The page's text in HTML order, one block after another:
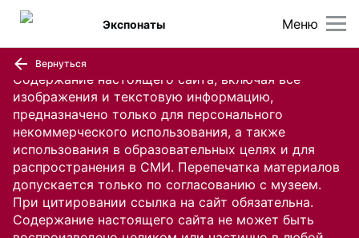
Содержание настоящего сайта, включая все
изображения и текстовую информацию,
предназначено только для персонального
некоммерческого использования, а также
использования в образовательных целях и для
распространения в СМИ. Перепечатка материалов
допускается только по согласованию с музеем.
При цитировании ссылка на сайт обязательна.
Содержание настоящего сайта не может быть
Меню
Экспонаты
Вернуться